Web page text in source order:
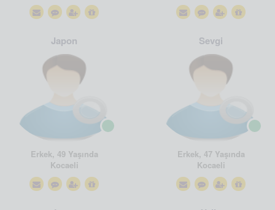
Japon
Erkek, 49 Yaşında
Kocaeli
Sevgi
Erkek, 47 Yaşında
Kocaeli